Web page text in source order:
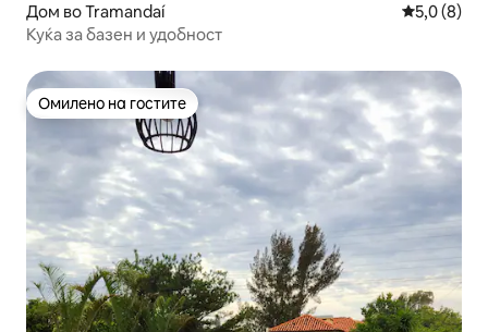
Дом во Tramandaí Просечна
5,0 (8)
Куќа за базен и удобност
Омилено на гостите
Омилено на гостите